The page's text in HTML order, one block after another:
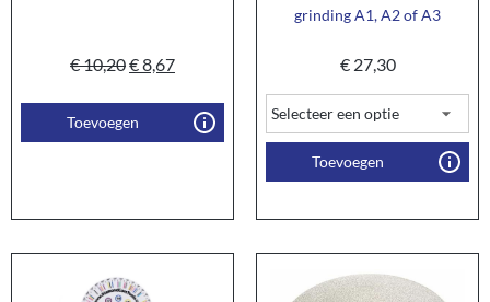
€10,20€8,67
Toevoegen
grinding A1, A2 of A3
€27,30
Toevoegen